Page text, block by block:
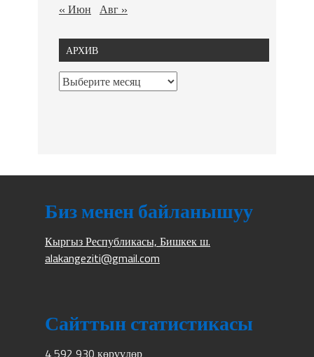
« Июн Авг »
АРХИВ
Биз менен байланышуу
Кыргыз Республикасы, Бишкек ш.
alakangeziti@gmail.com
Сайттын статистикасы